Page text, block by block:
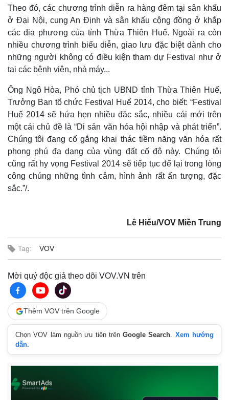
Thế giới
Cuộc sống đó đây
Theo đó, các chương trình diễn ra hàng đêm tại sân khấu
ở Đại Nội, cung An Định và sân khấu cộng đồng ở khắp
các địa phương của tỉnh Thừa Thiên Huế. Ngoài ra còn
nhiều chương trình biểu diễn, giao lưu đặc biệt dành cho
những người không có điều kiện tham dự Festival như ở
tại các bệnh viện, nhà máy...
Ông Ngô Hòa, Phó chủ tịch UBND tỉnh Thừa Thiên Huế,
Trưởng Ban tổ chức Festival Huế 2014, cho biết: “Festival
Huế 2014 sẽ hứa hẹn nhiều đặc sắc, nhiều cái mới trên
một cái chủ đề là “Di sản văn hóa hội nhập và phát triển”.
Chúng tôi đang cố gắng khai thác tiềm năng văn hóa rất
phong phú đa dạng của vùng đất cố đô này. Chúng tôi
cũng rất hy vọng Festival 2014 sẽ tiếp tục để lại trong lòng
công chúng những tình cảm, hình ảnh rất ấn tượng, đặc
sắc.”/.
Lê Hiếu/VOV Miền Trung
Tag: VOV
Mời quý độc giả theo dõi VOV.VN trên
Thêm VOV trên Google
Chọn VOV làm nguồn ưu tiên trênGoogle Search. Xem hướng
dẫn.